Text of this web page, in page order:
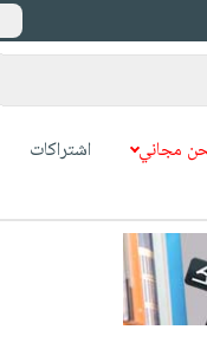
مجاني اشتراكات